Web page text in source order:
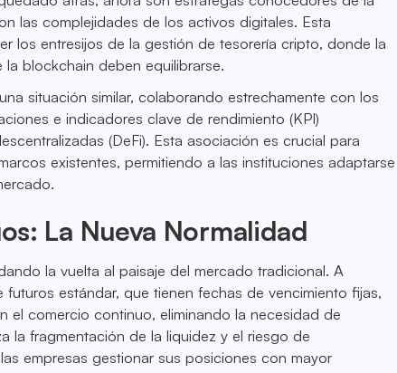
las complejidades de los activos digitales. Esta
los entresijos de la gestión de tesorería cripto, donde la
blockchain deben equilibrarse.
situación similar, colaborando estrechamente con los
e indicadores clave de rendimiento (KPI)
(DeFi). Esta asociación es crucial para
existentes, permitiendo a las instituciones adaptarse
La Nueva Normalidad
la vuelta al paisaje del mercado tradicional. A
estándar, que tienen fechas de vencimiento fijas,
el comercio continuo, eliminando la necesidad de
la fragmentación de la liquidez y el riesgo de
empresas gestionar sus posiciones con mayor